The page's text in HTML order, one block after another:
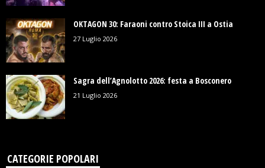
OKTAGON 30: Faraoni contro Stoica III a Ostia
27 Luglio 2026
Sagra dell’Agnolotto 2026: festa a Bosconero
21 Luglio 2026
CATEGORIE POPOLARI